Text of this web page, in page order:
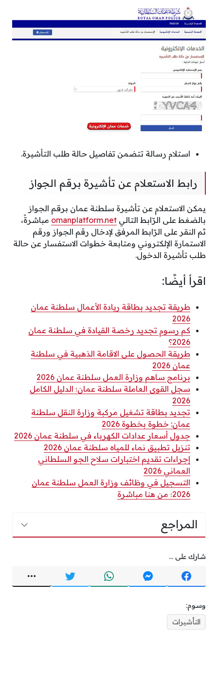
استلام رسالة تتضمن تفاصيل حالة طلب التأشيرة.
رابط الاستعلام عن تأشيرة برقم الجواز
يمكن الاستعلام عن تأشيرة سلطنة عمان برقم الجواز
بالضغط على الرّابط التالي omanplatform.net مباشرةً،
ثم النقر على الرّابط المرفق لإدخال رقم الجواز ورقم
الاستمارة الإلكتروني ومتابعة خطوات الاستفسار عن حالة
طلب تأشيرة الدخول.
اقرأ أيضًا:
طريقة تجديد بطاقة ريادة الأعمال سلطنة عمان
2026
كم رسوم تجديد رخصة القيادة في سلطنة عمان
2026؟
طريقة الحصول على الاقامة الذهبية في سلطنة
عمان 2026
برنامج ساهم وزارة العمل سلطنة عمان 2026
سجل القوى العاملة سلطنة عمان؛ الدليل الكامل
2026
تجديد بطاقة تشغيل مركبة وزارة النقل سلطنة
عمان: خطوة بخطوة 2026
جدول أسعار عدادات الكهرباء في سلطنة عمان 2026
تنزيل تطبيق نماء للمياه سلطنة عمان 2026
إجراءات تقديم اختبارات سلاح الجو السلطاني
العماني 2026
التسجيل في وظائف وزارة العمل سلطنة عمان
2026؛ من هنا مباشرة
المراجع
شارك على ...
وسوم:
التأشيرات